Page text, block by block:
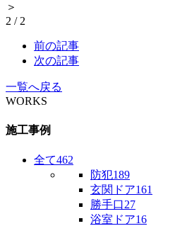
＞
2 /2
前の記事
次の記事
一覧へ戻る
WORKS
施工事例
全て462
防犯189
玄関ドア161
勝手口27
浴室ドア16